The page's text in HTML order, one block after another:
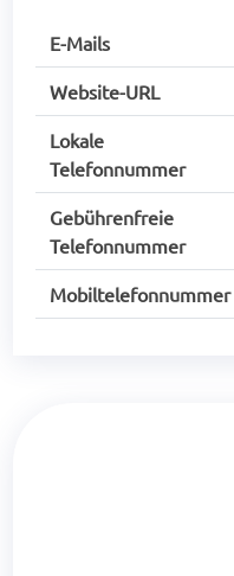
E-Mails
Website-URL
Lokale
Telefonnummer
Gebührenfreie
Telefonnummer
Mobiltelefonnummer